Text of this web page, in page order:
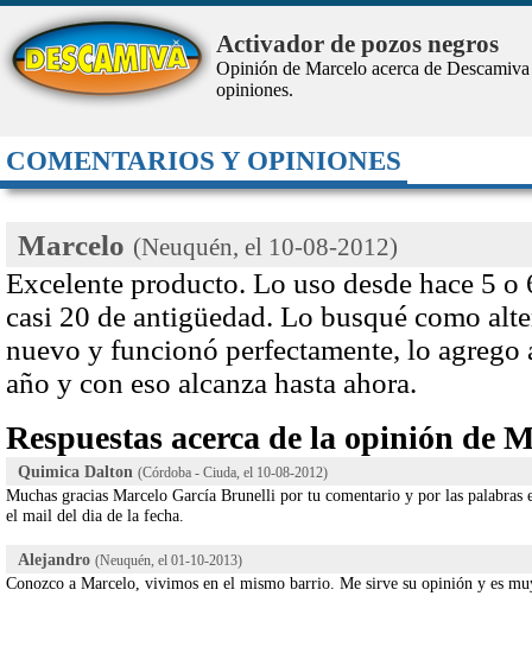
COMENTARIOS Y OPINIONES
Activador de pozos negros
Opinión de Marcelo acerca de Descamiva
opiniones.
Marcelo (Neuquén, el 10-08-2012)
Excelente producto. Lo uso desde hace 5 o
casi 20 de antigüedad. Lo busqué como
nuevo y funcionó perfectamente, lo agrego
año y con eso alcanza hasta ahora.
Respuestas acerca de la opinión de
Quimica Dalton (Córdoba - Ciuda, el 10-08-2012)
Muchas gracias Marcelo García Brunelli por tu comentario y por las palabras
el mail del dia de la fecha.
Alejandro (Neuquén, el 01-10-2013)
Conozco a Marcelo, vivimos en el mismo barrio. Me sirve su opinión y es